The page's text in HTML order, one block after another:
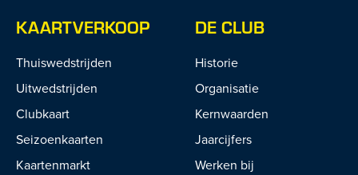
KAARTVERKOOP
Thuiswedstrijden
Uitwedstrijden
Clubkaart
Seizoenkaarten
Kaartenmarkt
DE CLUB
Historie
Organisatie
Kernwaarden
Jaarcijfers
Werken bij